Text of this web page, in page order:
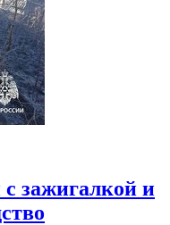
зажигалкой и